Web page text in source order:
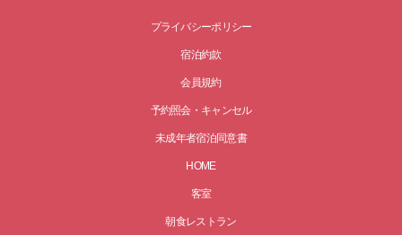
プライバシーポリシー
宿泊約款
会員規約
予約照会・キャンセル
未成年者宿泊同意書
HOME
客室
朝食レストラン